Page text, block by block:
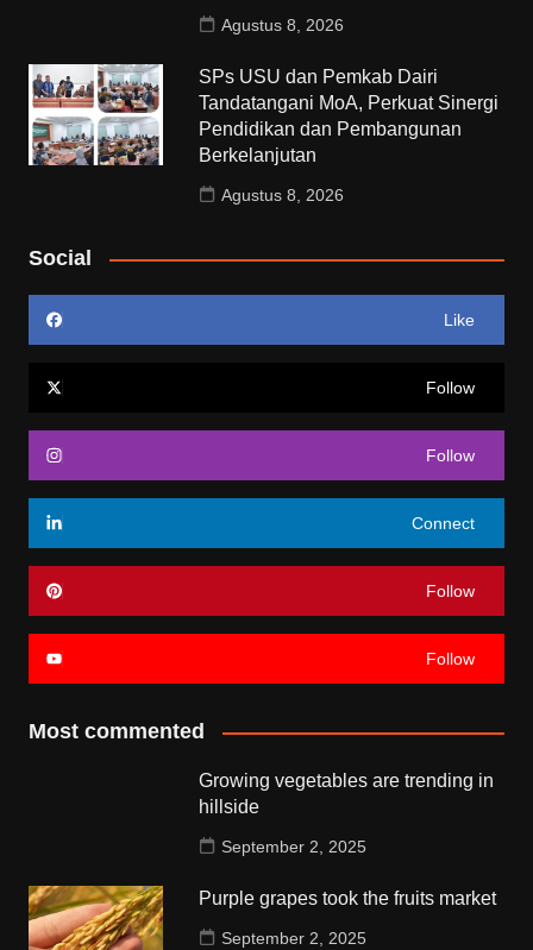
Agustus 8, 2026
SPs USU dan Pemkab Dairi
Tandatangani MoA, Perkuat Sinergi
Pendidikan dan Pembangunan
Berkelanjutan
Agustus 8, 2026
Social
Like
Follow
Follow
Connect
Follow
Follow
Most commented
Growing vegetables are trending in
hillside
September 2, 2025
Purple grapes took the fruits market
September 2, 2025